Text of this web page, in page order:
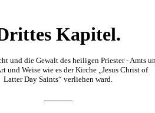
Kapitel.
und die Gewalt des heiligen Priester - Amts
und Weise wie es der Kirche „Jesus Christ of
Latter Day Saints“ verliehen ward.
———